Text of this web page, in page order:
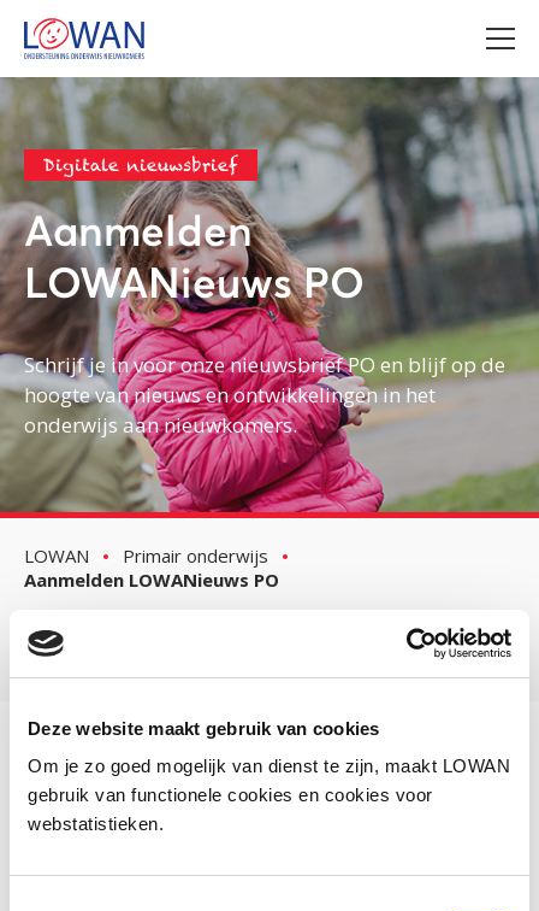
Deze website maakt gebruik van cookies
Om je zo goed mogelijk van dienst te zijn, maakt LOWAN
gebruik van functionele cookies en cookies voor
webstatistieken.
Digitale nieuwsbrief
Aanmelden
LOWANieuws PO
Schrijf je in voor onze nieuwsbrief PO en blijf op de
hoogte van nieuws en ontwikkelingen in het
onderwijs aan nieuwkomers.
LOWAN
Primair onderwijs
Aanmelden LOWANieuws PO
Blijf up to date
Meld je aan voor
LOWANieuws PO